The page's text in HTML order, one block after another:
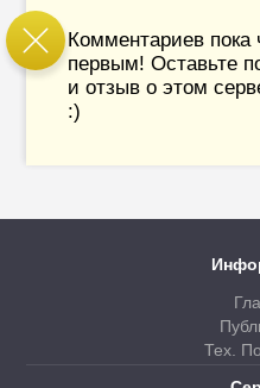
Комментариев пока
первым! Оставьте
и отзыв о этом
:)
Тех.